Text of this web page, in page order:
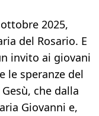
2025,
del Rosario. E
invito ai giovani
le speranze del
che dalla
Giovanni e,